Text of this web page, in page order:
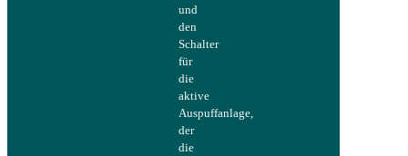
und
den
Schalter
für
die
aktive
Auspuffanlage,
der
die